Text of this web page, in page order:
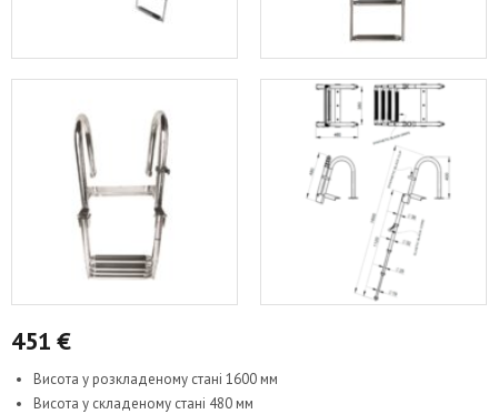
451 €
Висота у розкладеному стані 1600 мм
Висота у складеному стані 480 мм